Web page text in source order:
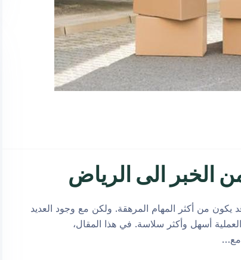
من أكثر المهام المرهقة. ولكن مع وجود العديد
أسهل وأكثر سلاسة. في هذا المقال،